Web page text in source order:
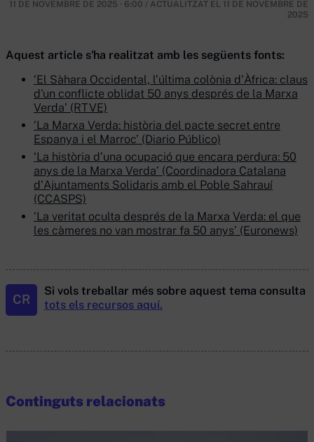
11 DE NOVEMBRE DE 2025 · 6:00 / ACTUALITZAT EL 11 DE NOVEMBRE DE
2025
Aquest article s'ha realitzat amb les següents fonts:
‘El Sàhara Occidental, l’última colònia d'Àfrica: claus
d'un conflicte oblidat 50 anys després de la Marxa
Verda’ (RTVE)
‘La Marxa Verda: història del pacte secret entre
Espanya i el Marroc’ (Diario Público)
‘La història d’una ocupació que encara perdura: 50
anys de la Marxa Verda’ (Coordinadora Catalana
d'Ajuntaments Solidaris amb el Poble Sahrauí
(CCASPS)
‘La veritat oculta després de la Marxa Verda: el que
les càmeres no van mostrar fa 50 anys’ (Euronews)
CR
Si vols treballar més sobre aquest tema consulta
tots els recursos aquí.
Continguts relacionats